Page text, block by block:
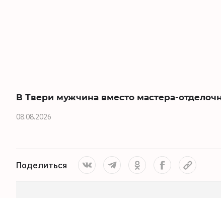
В Твери мужчина вместо мастера-
08.08.2026
Поделиться